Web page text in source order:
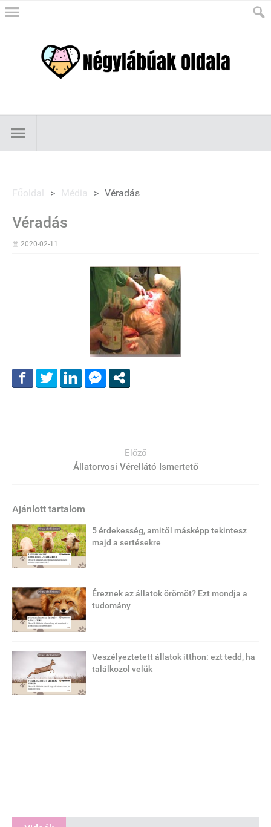
Főoldal > Média > Véradás
Véradás
2020-02-11
Előző
Állatorvosi Vérellátó Ismertető
Ajánlott tartalom
5 érdekesség, amitől másképp tekintesz
majd a sertésekre
Éreznek az állatok örömöt? Ezt mondja a
tudomány
Veszélyeztetett állatok itthon: ezt tedd, ha
találkozol velük